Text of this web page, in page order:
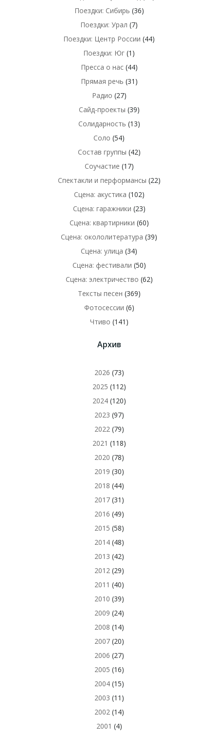
Поездки: Сибирь (36)
Поездки: Урал (7)
Поездки: Центр России (44)
Поездки: Юг (1)
Пресса о нас(44)
Прямая речь (31)
Радио (27)
Сайд-проекты (39)
Солидарность (13)
Соло (54)
Состав группы (42)
Соучастие (17)
Спектакли и перформансы (22)
Сцена: акустика (102)
Сцена: гаражники (23)
Сцена: квартирники (60)
Сцена: окололитература (39)
Сцена: улица (34)
Сцена: фестивали (50)
Сцена: электричество (62)
Тексты песен (369)
Фотосессии (6)
Чтиво (141)
Архив
2026 (73)
2025 (112)
2024(120)
2023 (97)
2022(79)
2021 (118)
2020 (78)
2019 (30)
2018 (44)
2017(31)
2016 (49)
2015 (58)
2014(48)
2013 (42)
2012(29)
2011 (40)
2010 (39)
2009 (24)
2008 (14)
2007(20)
2006 (27)
2005 (16)
2004(15)
2003 (11)
2002(14)
2001 (4)